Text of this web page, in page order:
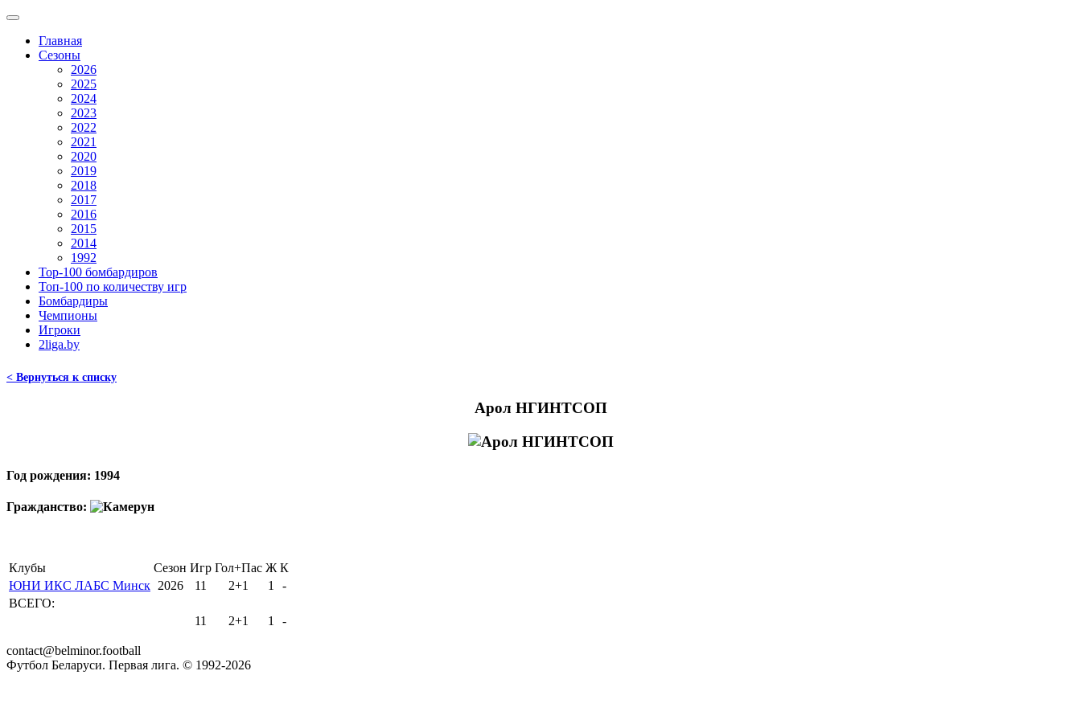
Главная
Сезоны
2026
2025
2024
2023
2022
2021
2020
2019
2018
2017
2016
2015
2014
1992
Top-100 бомбардиров
Топ-100 по количеству игр
Бомбардиры
Чемпионы
Игроки
2liga.by
< Вернуться к списку
Арол НГИНТСОП
Год рождения: 1994
Гражданство:
Клубы Сезон Игр Гол+Пас Ж К
ЮНИ ИКС ЛАБС Минск 2026 11 2+1 1
-
ВСЕГО:
11
2+1 1 -
contact@belminor.football
Футбол Беларуси. Первая лига. © 1992-2026